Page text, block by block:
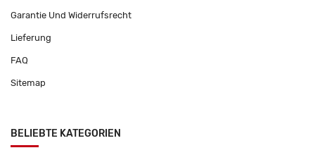
Garantie Und Widerrufsrecht
Lieferung
FAQ
Sitemap
BELIEBTE KATEGORIEN